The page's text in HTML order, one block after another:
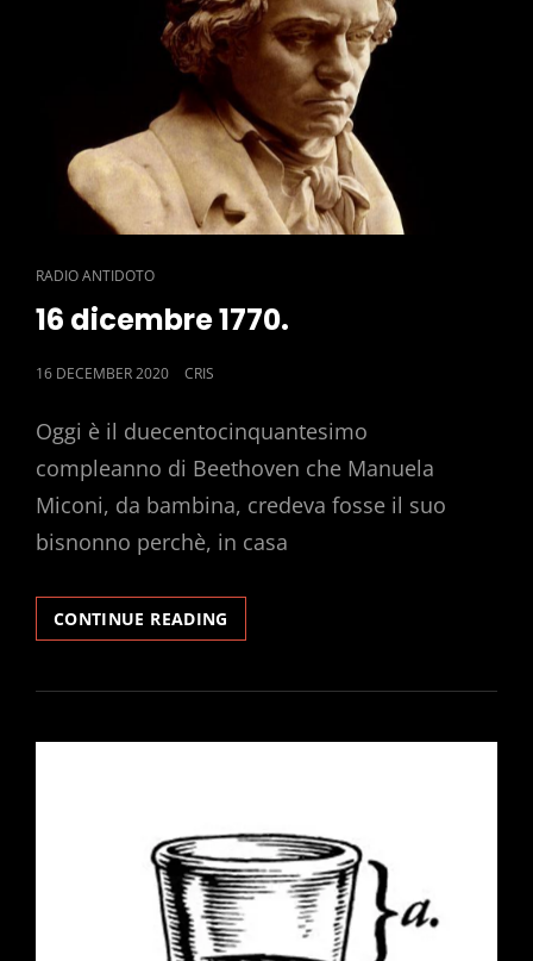
CAT
LINKS
RADIO ANTIDOTO
16 dicembre 1770.
POSTED
16 DECEMBER 2020 CRIS
Oggi è il duecentocinquantesimo
compleanno di Beethoven che Manuela
Miconi, da bambina, credeva fosse il suo
bisnonno perchè, in casa
CONTINUE READING
DICEMBRE